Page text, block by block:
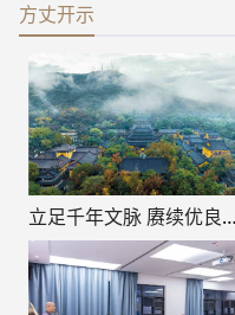
方丈开示
立足千年文脉 赓续优良传统 杭州灵隐寺1700年佛教中国化实践之路